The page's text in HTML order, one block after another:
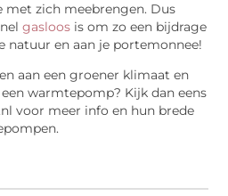
met zich meebrengen. Dus
gasloos is om zo een bijdrage
natuur en aan je portemonnee!
aan een groener klimaat en
warmtepomp? Kijk dan eens
voor meer info en hun brede